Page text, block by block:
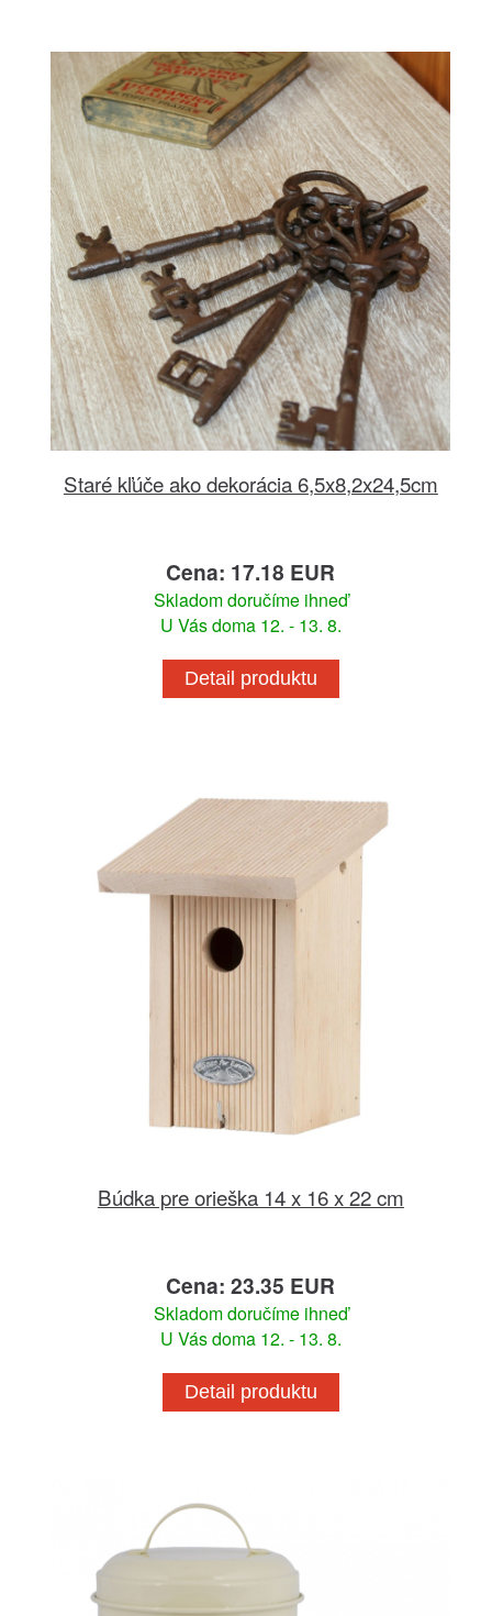
Staré kľúče ako dekorácia 6,5x8,2x24,5cm
Cena: 17.18 EUR
Skladom doručíme ihneď
U Vás doma 12. - 13. 8.
Detail produktu
Búdka pre orieška 14 x 16 x 22 cm
Cena: 23.35 EUR
Skladom doručíme ihneď
U Vás doma 12. - 13. 8.
Detail produktu